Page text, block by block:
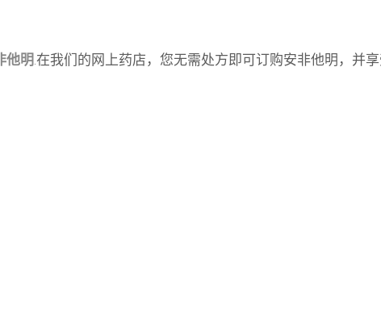
他明.在我们的网上药店，您无需处方即可订购安非他明，并